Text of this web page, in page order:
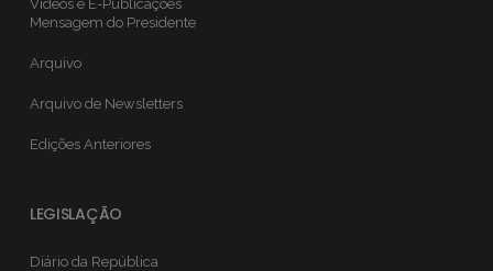
Vídeos e E-Publicações
Mensagem do Presidente
Arquivo
Arquivo de Newsletters
Edições Anteriores
LEGISLAÇÃO
Diário da República